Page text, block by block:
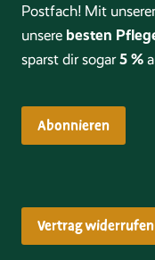
Postfach! Mit
unsere besten
sparst dir sogar5 %
Abonnieren
Vertrag widerrufen